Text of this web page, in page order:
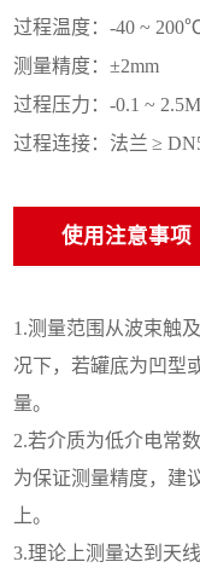
过程温度：-40 ~
测量精度：±2mm
过程压力：-0.1 ~
过程连接：法兰 ≥
使用注意事项
1.测量范围从波束触
况下，若罐底为凹型
量。
2.若介质为低介电常
为保证测量精度，建
上。
3.理论上测量达到天